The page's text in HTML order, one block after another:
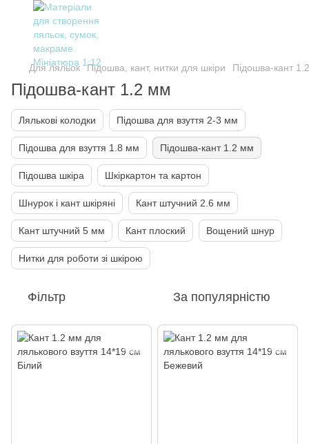
Для ляльок Підошва, кант, нитки для шкіри Підошва-кант
Підошва-кант 1.2 мм
Лялькові колодки Підошва для взуття 2-3 мм
Підошва для взуття 1.8 мм Підошва-кант 1.2 мм
Підошва шкіра Шкіркартон та картон
Шнурок і кант шкіряні Кант штучний 2.6 мм
Кант штучний 5 мм Кант плоский Вощений шнур
Нитки для роботи зі шкірою
Фільтр За популярністю